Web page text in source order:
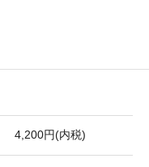
4,200円(内税)